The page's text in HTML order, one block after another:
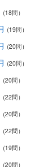
(18問）
(19問）
(20問）
(20問）
(20問）
(22問）
(20問）
(22問）
(19問）
(20問）